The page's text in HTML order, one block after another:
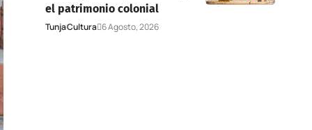
el patrimonio colonial
TunjaCultura 6 Agosto, 2026